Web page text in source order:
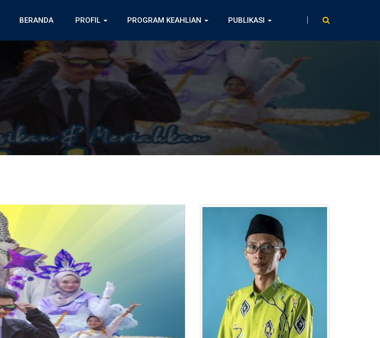
BERANDA PROFIL PROGRAM KEAHLIAN PUBLIKASI